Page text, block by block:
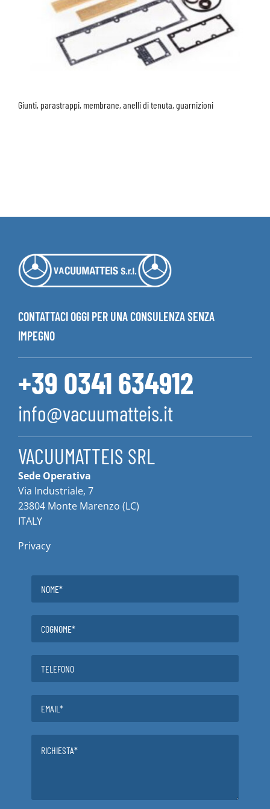
Giunti, parastrappi, membrane, anelli di tenuta, guarnizioni
CONTATTACI OGGI PER UNA CONSULENZA SENZA
IMPEGNO
+39 0341 634912
info@vacuumatteis.it
VACUUMATTEIS SRL
Sede Operativa
Via Industriale, 7
23804 Monte Marenzo (LC)
ITALY
Privacy